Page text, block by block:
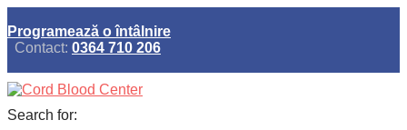
Programează o întâlnire
Contact: 0364 710 206
Search for: